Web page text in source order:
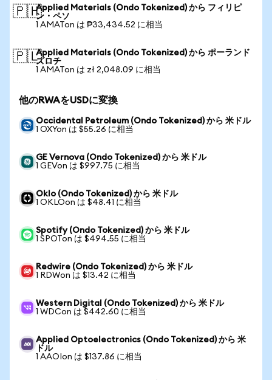
🇵🇭Applied Materials (Ondo Tokenized) から フィリピ
ン・ペソ
1 AMATon は ₱33,434.52 に相当
🇵🇱Applied Materials (Ondo Tokenized) から ポーランド
ズロチ
1 AMATon は zł 2,048.09 に相当
他のRWAをUSDに変換
Occidental Petroleum (Ondo Tokenized) から 米ドル
1 OXYon は $55.26 に相当
GE Vernova (Ondo Tokenized) から 米ドル
1 GEVon は $997.75 に相当
Oklo (Ondo Tokenized) から 米ドル
1 OKLOon は $48.41 に相当
Spotify (Ondo Tokenized) から 米ドル
1 SPOTon は $494.55 に相当
Redwire (Ondo Tokenized) から 米ドル
1 RDWon は $13.42 に相当
Western Digital (Ondo Tokenized) から 米ドル
1 WDCon は $442.60 に相当
Applied Optoelectronics (Ondo Tokenized) から 米
ドル
1 AAOIon は $137.86 に相当